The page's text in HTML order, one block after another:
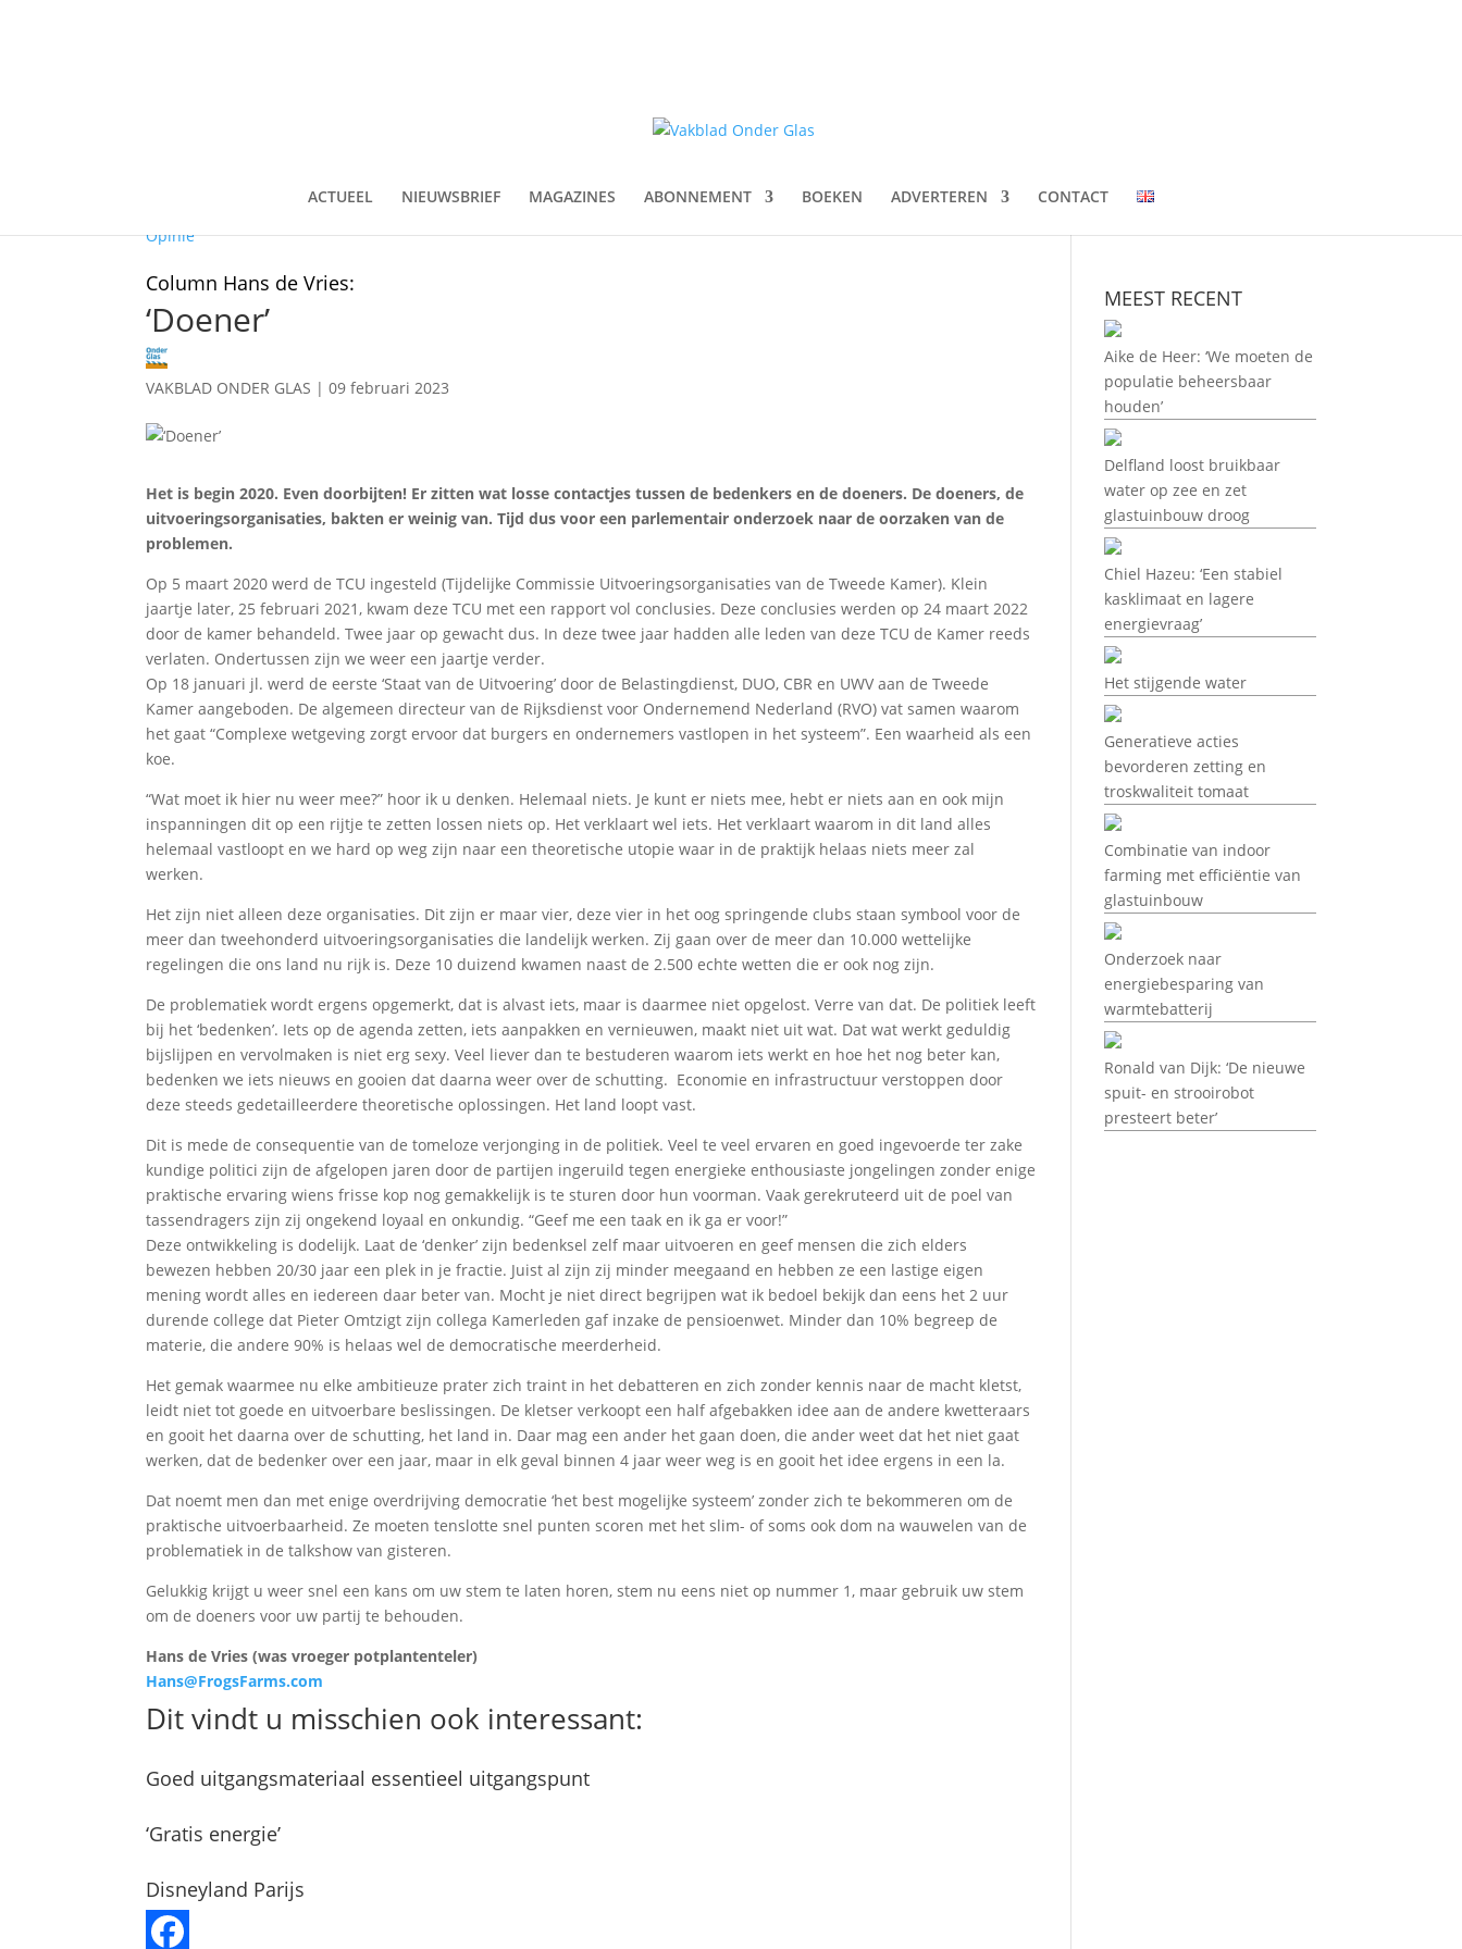
ACTUEEL NIEUWSBRIEF MAGAZINES ABONNEMENT BOEKEN ADVERTEREN
CONTACT
Opinie
Column Hans de Vries:
‘Doener’
VAKBLAD ONDER GLAS |09 februari 2023
Het is begin 2020. Even doorbijten! Er zitten wat losse contactjes tussen de bedenkers en de doeners. De doeners, de
uitvoeringsorganisaties, bakten er weinig van. Tijd dus voor een parlementair onderzoek naar de oorzaken van de
problemen.
Op 5 maart 2020 werd de TCU ingesteld (Tijdelijke Commissie Uitvoeringsorganisaties van de Tweede Kamer). Klein
jaartje later, 25 februari 2021, kwam deze TCU met een rapport vol conclusies. Deze conclusies werden op 24 maart 2022
door de kamer behandeld. Twee jaar op gewacht dus. In deze twee jaar hadden alle leden van deze TCU de Kamer reeds
verlaten. Ondertussen zijn we weer een jaartje verder.
Op 18 januari jl. werd de eerste ‘Staat van de Uitvoering’ door de Belastingdienst, DUO, CBR en UWV aan de Tweede
Kamer aangeboden. De algemeen directeur van de Rijksdienst voor Ondernemend Nederland (RVO) vat samen waarom
het gaat “Complexe wetgeving zorgt ervoor dat burgers en ondernemers vastlopen in het systeem”. Een waarheid als een
koe.
“Wat moet ik hier nu weer mee?” hoor ik u denken. Helemaal niets. Je kunt er niets mee, hebt er niets aan en ook mijn
inspanningen dit op een rijtje te zetten lossen niets op. Het verklaart wel iets. Het verklaart waarom in dit land alles
helemaal vastloopt en we hard op weg zijn naar een theoretische utopie waar in de praktijk helaas niets meer zal
werken.
Het zijn niet alleen deze organisaties. Dit zijn er maar vier, deze vier in het oog springende clubs staan symbool voor de
meer dan tweehonderd uitvoeringsorganisaties die landelijk werken. Zij gaan over de meer dan 10.000 wettelijke
regelingen die ons land nu rijk is. Deze 10 duizend kwamen naast de 2.500 echte wetten die er ook nog zijn.
De problematiek wordt ergens opgemerkt, dat is alvast iets, maar is daarmee niet opgelost. Verre van dat. De politiek leeft
bij het ‘bedenken’. Iets op de agenda zetten, iets aanpakken en vernieuwen, maakt niet uit wat. Dat wat werkt geduldig
bijslijpen en vervolmaken is niet erg sexy. Veel liever dan te bestuderen waarom iets werkt en hoe het nog beter kan,
bedenken we iets nieuws en gooien dat daarna weer over de schutting. Economie en infrastructuur verstoppen door
deze steeds gedetailleerdere theoretische oplossingen. Het land loopt vast.
Dit is mede de consequentie van de tomeloze verjonging in de politiek. Veel te veel ervaren en goed ingevoerde ter zake
kundige politici zijn de afgelopen jaren door de partijen ingeruild tegen energieke enthousiaste jongelingen zonder enige
praktische ervaring wiens frisse kop nog gemakkelijk is te sturen door hun voorman. Vaak gerekruteerd uit de poel van
tassendragers zijn zij ongekend loyaal en onkundig. “Geef me een taak en ik ga er voor!”
Deze ontwikkeling is dodelijk. Laat de ‘denker’ zijn bedenksel zelf maar uitvoeren en geef mensen die zich elders
bewezen hebben 20/30 jaar een plek in je fractie. Juist al zijn zij minder meegaand en hebben ze een lastige eigen
mening wordt alles en iedereen daar beter van. Mocht je niet direct begrijpen wat ik bedoel bekijk dan eens het 2 uur
durende college dat Pieter Omtzigt zijn collega Kamerleden gaf inzake de pensioenwet. Minder dan 10% begreep de
materie, die andere 90% is helaas wel de democratische meerderheid.
Het gemak waarmee nu elke ambitieuze prater zich traint in het debatteren en zich zonder kennis naar de macht kletst,
leidt niet tot goede en uitvoerbare beslissingen. De kletser verkoopt een half afgebakken idee aan de andere kwetteraars
en gooit het daarna over de schutting, het land in. Daar mag een ander het gaan doen, die ander weet dat het niet gaat
werken, dat de bedenker over een jaar, maar in elk geval binnen 4 jaar weer weg is en gooit het idee ergens in een la.
Dat noemt men dan met enige overdrijving democratie ‘het best mogelijke systeem’ zonder zich te bekommeren om de
praktische uitvoerbaarheid. Ze moeten tenslotte snel punten scoren met het slim- of soms ook dom na wauwelen van de
problematiek in de talkshow van gisteren.
Gelukkig krijgt u weer snel een kans om uw stem te laten horen, stem nu eens niet op nummer 1, maar gebruik uw stem
om de doeners voor uw partij te behouden.
Hans de Vries (was vroeger potplantenteler)
Hans@FrogsFarms.com
Dit vindt u misschien ook interessant:
Goed uitgangsmateriaal essentieel uitgangspunt
‘Gratis energie’
Disneyland Parijs
MEEST RECENT
Aike de Heer: ‘We moeten de
populatie beheersbaar
houden’
Delfland loost bruikbaar
water op zee en zet
glastuinbouw droog
Chiel Hazeu: ‘Een stabiel
kasklimaat en lagere
energievraag’
Het stijgende water
Generatieve acties
bevorderen zetting en
troskwaliteit tomaat
Combinatie van indoor
farming met efficiëntie van
glastuinbouw
Onderzoek naar
energiebesparing van
warmtebatterij
Ronald van Dijk: ‘De nieuwe
spuit- en strooirobot
presteert beter’